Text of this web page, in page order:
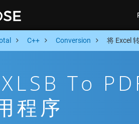
C++ Conversion 将 Excel
To
程序